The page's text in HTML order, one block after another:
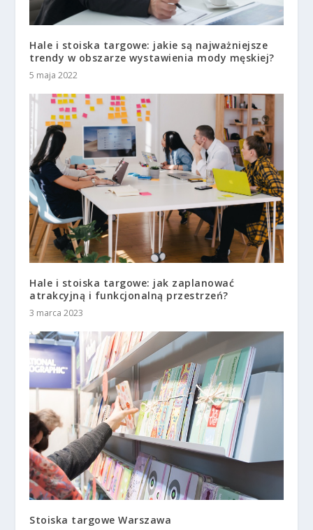
Hale i stoiska targowe: jakie są najważniejsze
trendy w obszarze wystawienia mody męskiej?
5 maja 2022
Hale i stoiska targowe: jak zaplanować
atrakcyjną i funkcjonalną przestrzeń?
3 marca 2023
Stoiska targowe Warszawa